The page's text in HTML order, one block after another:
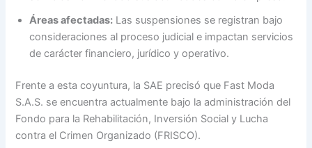
Áreas afectadas: Las suspensiones se registran bajo
consideraciones al proceso judicial e impactan servicios
de carácter financiero, jurídico y operativo.
Frente a esta coyuntura, la SAE precisó que Fast Moda
S.A.S. se encuentra actualmente bajo la administración del
Fondo para la Rehabilitación, Inversión Social y Lucha
contra el Crimen Organizado (FRISCO).